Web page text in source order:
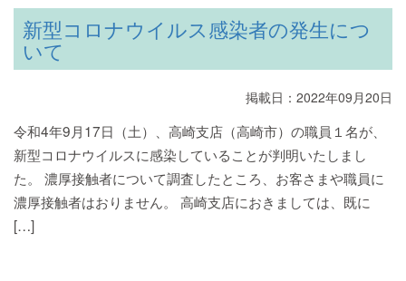
新型コロナウイルス感染者の発生につ
いて
掲載日：2022年09月20日
令和4年9月17日（土）、高崎支店（高崎市）の職員１名が、
新型コロナウイルスに感染していることが判明いたしまし
た。 濃厚接触者について調査したところ、お客さまや職員に
濃厚接触者はおりません。 高崎支店におきましては、既に
[…]